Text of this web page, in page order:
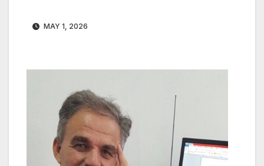
MAY 1, 2026